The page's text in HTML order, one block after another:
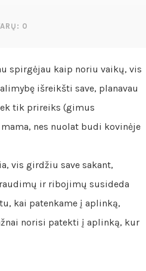
0
spirgėjau kaip noriu vaikų, vis
išreikšti save, planavau
tik prireiks (gimus
nes nuolat budi kovinėje
vis girdžiu save sakant,
ir ribojimų susideda
kai patenkame į aplinką,
norisi patekti į aplinką, kur